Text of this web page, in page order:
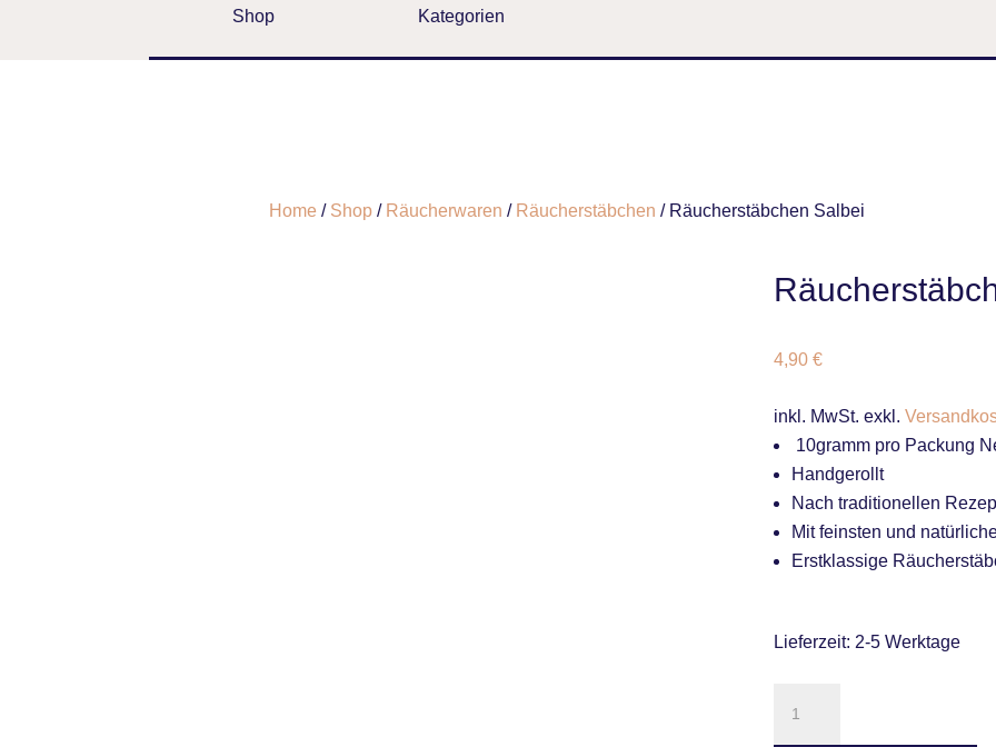
Shop Kategorien
Home / Shop/ Räucherwaren / Räucherstäbchen / Räucherstäbchen Salbei
4,90 €
inkl. MwSt. exkl.
10gramm pro Packung
Handgerollt
Nach traditionellen
Mit feinsten und
Erstklassige
Lieferzeit: 2-5 Werktage